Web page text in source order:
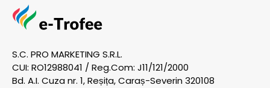
S.C. PRO MARKETING S.R.L.
CUI: RO12988041 / Reg.Com: J11/121/2000
Bd. A.I. Cuza nr. 1, Reșița, Caraș-Severin 320108